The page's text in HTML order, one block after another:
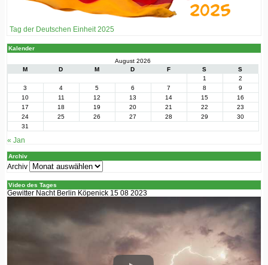
Tag der Deutschen Einheit 2025
Kalender
August 2026
M
D M D F S
S
1
2
3
4 5 6 7 8
9
10
11 12 13 14 15
16
17
18 19 20 21 22
23
24
25 26 27 28 29
30
31
« Jan
Archiv
Archiv
Video des Tages
Gewitter Nacht Berlin Köpenick 15 08 2023